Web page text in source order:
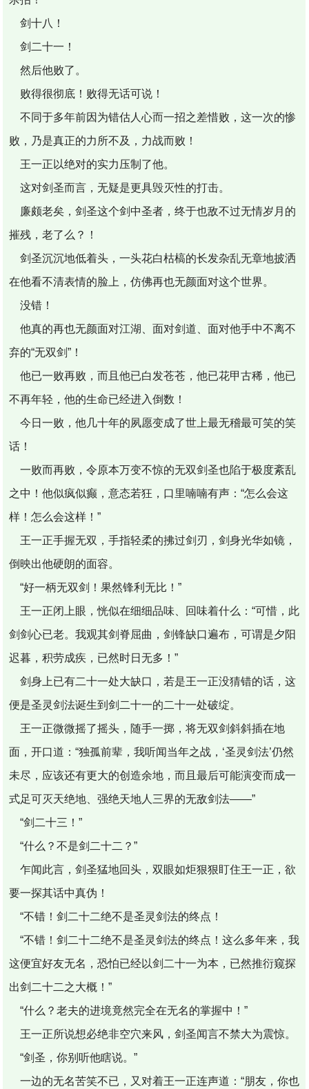
剑十八！
剑二十一！
然后他败了。
败得很彻底！败得无话可说！
不同于多年前因为错估人心而一招之差惜败，这一次的惨
败，乃是真正的力所不及，力战而败！
王一正以绝对的实力压制了他。
这对剑圣而言，无疑是更具毁灭性的打击。
廉颇老矣，剑圣这个剑中圣者，终于也敌不过无情岁月的
摧残，老了么？！
剑圣沉沉地低着头，一头花白枯槁的长发杂乱无章地披洒
在他看不清表情的脸上，仿佛再也无颜面对这个世界。
没错！
他真的再也无颜面对江湖、面对剑道、面对他手中不离不
弃的“无双剑”！
他已一败再败，而且他已白发苍苍，他已花甲古稀，他已
不再年轻，他的生命已经进入倒数！
今日一败，他几十年的夙愿变成了世上最无稽最可笑的笑
话！
一败而再败，令原本万变不惊的无双剑圣也陷于极度紊乱
之中！他似疯似癫，意态若狂，口里喃喃有声：“怎么会这
样！怎么会这样！”
王一正手握无双，手指轻柔的拂过剑刃，剑身光华如镜，
倒映出他硬朗的面容。
“好一柄无双剑！果然锋利无比！”
王一正闭上眼，恍似在细细品味、回味着什么：“可惜，此
剑剑心已老。我观其剑脊屈曲，剑锋缺口遍布，可谓是夕阳
迟暮，积劳成疾，已然时日无多！”
剑身上已有二十一处大缺口，若是王一正没猜错的话，这
便是圣灵剑法诞生到剑二十一的二十一处破绽。
王一正微微摇了摇头，随手一掷，将无双剑斜斜插在地
面，开口道：“独孤前辈，我听闻当年之战，‘圣灵剑法’仍然
未尽，应该还有更大的创造余地，而且最后可能演变而成一
式足可灭天绝地、强绝天地人三界的无敌剑法――”
“剑二十三！”
“什么？不是剑二十二？”
乍闻此言，剑圣猛地回头，双眼如炬狠狠盯住王一正，欲
要一探其话中真伪！
“不错！剑二十二绝不是圣灵剑法的终点！
“不错！剑二十二绝不是圣灵剑法的终点！这么多年来，我
这便宜好友无名，恐怕已经以剑二十一为本，已然推衍窥探
出剑二十二之大概！”
“什么？老夫的进境竟然完全在无名的掌握中！”
王一正所说想必绝非空穴来风，剑圣闻言不禁大为震惊。
“剑圣，你别听他瞎说。”
一边的无名苦笑不已，又对着王一正连声道：“朋友，你也